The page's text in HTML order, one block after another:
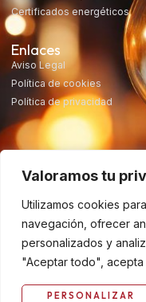
Valoramos tu
Utilizamos cookies
navegación, ofrecer
personalizados y
"Aceptar todo",
PERSONALIZAR
Certificados energéticos
Enlaces
Aviso Legal
Política de cookies
Política de privacidad
Copyright